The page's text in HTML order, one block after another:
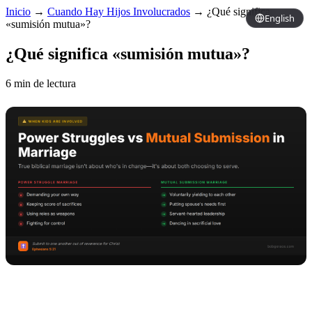
English
Inicio → Cuando Hay Hijos Involucrados → ¿Qué significa
«sumisión mutua»?
¿Qué significa «sumisión mutua»?
6 min de lectura